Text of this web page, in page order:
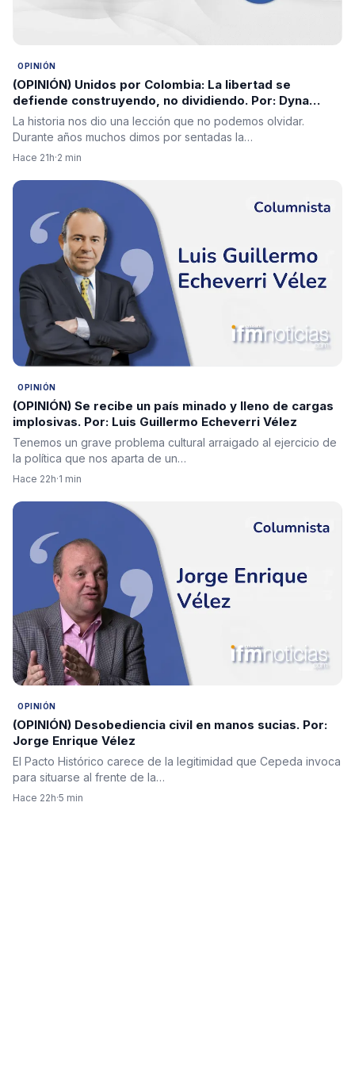
OPINIÓN
(OPINIÓN) Unidos por Colombia: La libertad se
defiende construyendo, no dividiendo. Por: Dyna
María Ochoa
La historia nos dio una lección que no podemos olvidar.
Durante años muchos dimos por sentadas la…
Hace 21h·2 min
OPINIÓN
(OPINIÓN) Se recibe un país minado y lleno de cargas
implosivas. Por: Luis Guillermo Echeverri Vélez
Tenemos un grave problema cultural arraigado al ejercicio de
la política que nos aparta de un…
Hace 22h·1 min
OPINIÓN
(OPINIÓN) Desobediencia civil en manos sucias. Por:
Jorge Enrique Vélez
El Pacto Histórico carece de la legitimidad que Cepeda invoca
para situarse al frente de la…
Hace 22h·5 min